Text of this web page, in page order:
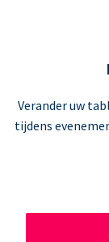
Verander uw
tijdens